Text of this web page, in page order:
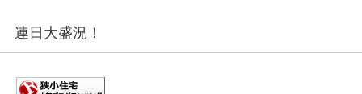
連日大盛況！